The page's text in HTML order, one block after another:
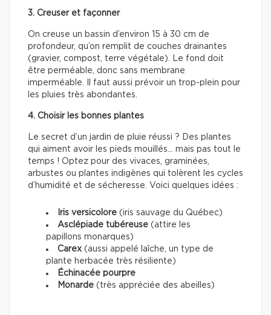
3. Creuser et façonner
On creuse un bassin d’environ 15 à 30 cm de
profondeur, qu’on remplit de couches drainantes
(gravier, compost, terre végétale). Le fond doit
être perméable, donc sans membrane
imperméable. Il faut aussi prévoir un trop-plein pour
les pluies très abondantes.
4. Choisir les bonnes plantes
Le secret d’un jardin de pluie réussi ? Des plantes
qui aiment avoir les pieds mouillés… mais pas tout le
temps ! Optez pour des vivaces, graminées,
arbustes ou plantes indigènes qui tolèrent les cycles
d’humidité et de sécheresse. Voici quelques idées :
Iris versicolore (iris sauvage du Québec)
Asclépiade tubéreuse (attire les
papillons monarques)
Carex (aussi appelé laîche, un type de
plante herbacée très résiliente)
Échinacée pourpre
Monarde (très appréciée des abeilles)